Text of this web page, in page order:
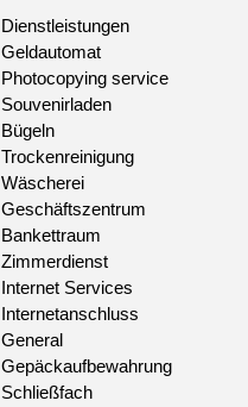
Dienstleistungen
Geldautomat
Photocopying service
Souvenirladen
Bügeln
Trockenreinigung
Wäscherei
Geschäftszentrum
Bankettraum
Zimmerdienst
Internet Services
Internetanschluss
General
Gepäckaufbewahrung
Schließfach